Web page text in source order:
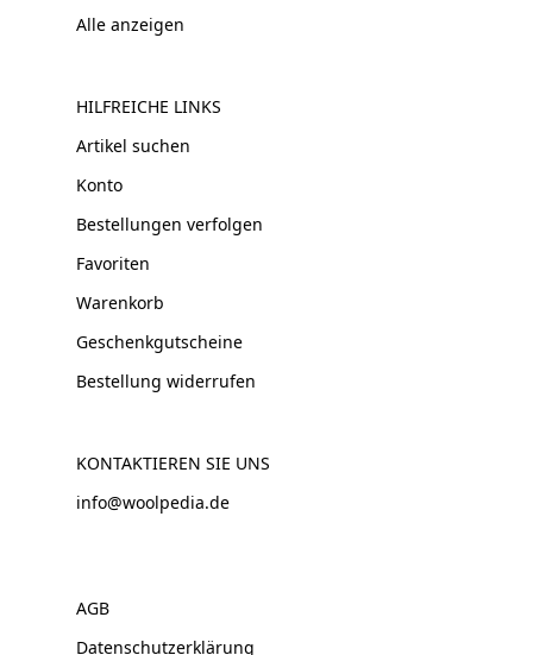
Alle anzeigen
HILFREICHE LINKS
Artikel suchen
Konto
Bestellungen verfolgen
Favoriten
Warenkorb
Geschenkgutscheine
Bestellung widerrufen
KONTAKTIEREN SIE UNS
info@woolpedia.de
AGB
Datenschutzerklärung